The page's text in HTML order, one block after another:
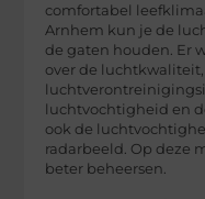
comfortabel
Arnhem kun je de
de gaten houden. Er
over de luchtkwaliteit,
luchtvochtigheid en
ook de
radarbeeld. Op deze
beter beheersen.